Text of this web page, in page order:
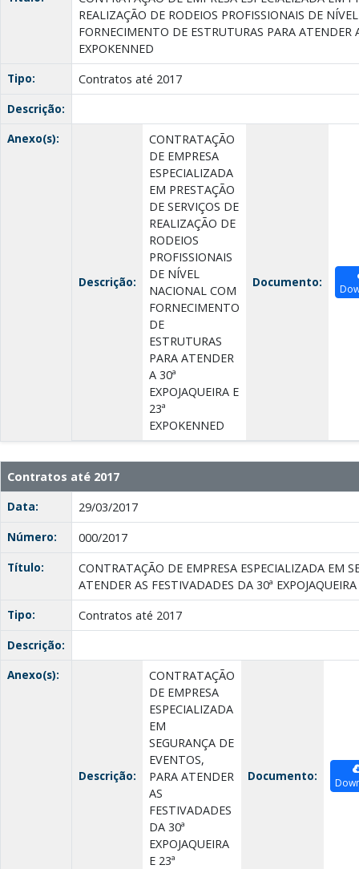
REALIZAÇÃO DE RODEIOS PROFISSIONAIS DE
FORNECIMENTO DE ESTRUTURAS PARA ATENDER
EXPOKENNED
Tipo:
Contratos até 2017
Descrição:
Anexo(s):
Descrição:
CONTRATAÇÃO
DE EMPRESA
ESPECIALIZADA
EM PRESTAÇÃO
DE SERVIÇOS DE
REALIZAÇÃO DE
RODEIOS
PROFISSIONAIS
DE NÍVEL
NACIONAL COM
FORNECIMENTO
DE
ESTRUTURAS
PARA ATENDER
A 30ª
EXPOJAQUEIRA E
23ª
EXPOKENNED
Documento:
Contratos até 2017
Data:
29/03/2017
Número:
000/2017
Título:
CONTRATAÇÃO DE EMPRESA ESPECIALIZADA EM
ATENDER AS FESTIVADADES DA 30ª
Tipo:
Contratos até 2017
Descrição:
Anexo(s):
Descrição:
CONTRATAÇÃO
DE EMPRESA
ESPECIALIZADA
EM
SEGURANÇA DE
EVENTOS,
PARA ATENDER
AS
FESTIVADADES
DA 30ª
EXPOJAQUEIRA
E 23ª
Documento: